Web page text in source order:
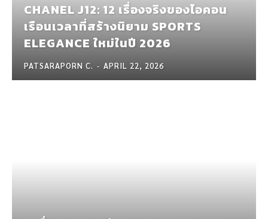
CHANEL J12: 12 เรื่องจริงของไอคอน
เรือนเวลาที่สร้างนิยาม SPORTS
ELEGANCE ใหม่ในปี 2026
PATSARAPORN C. - APRIL 22, 2026